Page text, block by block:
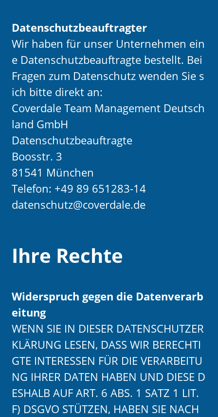
Datenschutzbeauftragter
Wir haben für unser Unternehmen ein
e Datenschutzbeauftragte bestellt. Bei
Fragen zum Datenschutz wenden Sie s
ich bitte direkt an:
Coverdale Team Management Deutsch
land GmbH
Datenschutzbeauftragte
Boosstr. 3
81541 München
Telefon: +49 89 651283-14
datenschutz@coverdale.de
Ihre Rechte
Widerspruch gegen die Datenverarb
eitung
WENN SIE IN DIESER DATENSCHUTZER
KLÄRUNG LESEN, DASS WIR BERECHTI
GTE INTERESSEN FÜR DIE VERARBEITU
NG IHRER DATEN HABEN UND DIESE D
ESHALB AUF ART. 6 ABS. 1 SATZ 1 LIT.
F) DSGVO STÜTZEN, HABEN SIE NACH